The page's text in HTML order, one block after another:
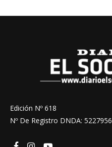
Edición Nº 618
Nº De Registro DNDA: 5227956